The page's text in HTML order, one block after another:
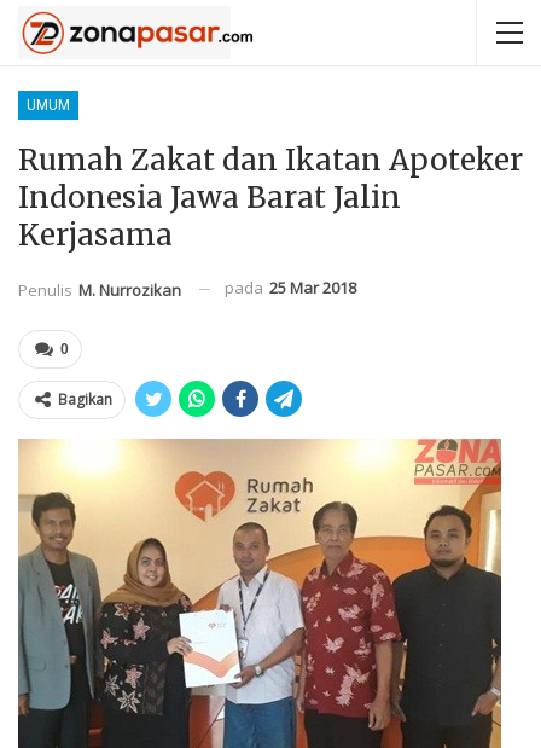
UMUM
Rumah Zakat dan Ikatan Apoteker
Indonesia Jawa Barat Jalin
Kerjasama
Penulis M. Nurrozikan pada 25 Mar 2018
0
Bagikan